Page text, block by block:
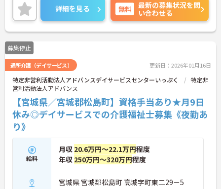
詳細をお話しいたしますのでお気軽にご相談くださ
い。
詳細を見る 無料
最新の募集状況を問
い合わせる
募集停止
通所介護（デイサービス） 更新日：2026年01月16日
特定非営利活動法人アドバンスデイサービスセンターいっぷく
特定非
営利活動法人アドバンス
【宮城県／宮城郡松島町】資格手当あり★月9日
休み◎デイサービスでの介護福祉士募集《夜勤あ
り》
給料
月収 20.6万円～22.1万円程度
年収 250万円～320万円程度
宮城県 宮城郡松島町 高城字町東二29－5